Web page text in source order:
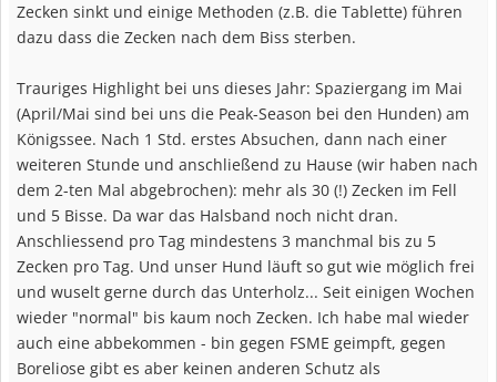
Zecken sinkt und einige Methoden (z.B. die Tablette) führen
dazu dass die Zecken nach dem Biss sterben.
Trauriges Highlight bei uns dieses Jahr: Spaziergang im Mai
(April/Mai sind bei uns die Peak-Season bei den Hunden) am
Königssee. Nach 1 Std. erstes Absuchen, dann nach einer
weiteren Stunde und anschließend zu Hause (wir haben nach
dem 2-ten Mal abgebrochen): mehr als 30 (!) Zecken im Fell
und 5 Bisse. Da war das Halsband noch nicht dran.
Anschliessend pro Tag mindestens 3 manchmal bis zu 5
Zecken pro Tag. Und unser Hund läuft so gut wie möglich frei
und wuselt gerne durch das Unterholz... Seit einigen Wochen
wieder "normal" bis kaum noch Zecken. Ich habe mal wieder
auch eine abbekommen - bin gegen FSME geimpft, gegen
Boreliose gibt es aber keinen anderen Schutz als